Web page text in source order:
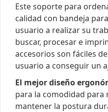
Este soporte para
calidad con bandeja
usuario a realizar su
buscar, procesar e
accesorios son fáciles
usuario a conseguir un
El mejor diseño
para la comodidad para
mantener la postura